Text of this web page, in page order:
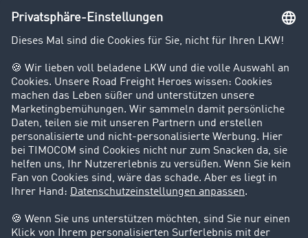
Unternehmen
Kunden werben Kunden
Success Stories
Karriere
Support
Kontakt
Rechtliches